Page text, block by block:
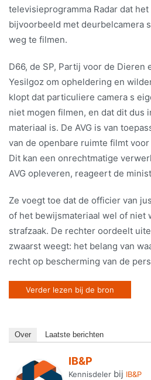
televisieprogramma Radar dat
bijvoorbeeld met deurbelcamera
weg te filmen.
D66, de SP, Partij voor de Dieren
Yesilgoz om opheldering en
klopt dat particuliere camera s
niet mogen filmen, en dat dit dus
materiaal is. De AVG is van
van de openbare ruimte filmt
Dit kan een onrechtmatige
AVG opleveren, reageert de
Ze voegt toe dat de officier van
of het bewijsmateriaal wel of niet
strafzaak. De rechter oordeelt
zwaarst weegt: het belang van
recht op bescherming van de
Verder lezen bij de bron
Over Laatste berichten
IB&P
Kennisdeler bij IB&P